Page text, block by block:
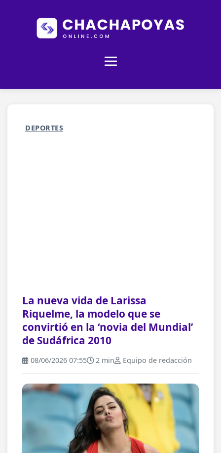
DEPORTES
La nueva vida de Larissa
Riquelme, la modelo que se
convirtió en la ‘novia del Mundial’
de Sudáfrica 2010
08/06/2026 07:55 2 min Equipo de redacción